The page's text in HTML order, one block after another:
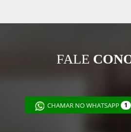
FALE
CHAMAR NO WHATSAPP 1